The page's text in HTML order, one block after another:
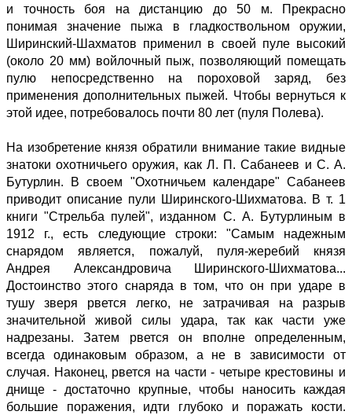
и точность боя на дистанцию до 50 м. Прекрасно
понимая значение пыжа в гладкоствольном оружии,
Ширинский-Шахматов применил в своей пуле высокий
(около 20 мм) войлочный пыж, позволяющий помещать
пулю непосредственно на пороховой заряд, без
применения дополнительных пыжей. Чтобы вернуться к
этой идее, потребовалось почти 80 лет (пуля Полева).
На изобретение князя обратили внимание такие видные
знатоки охотничьего оружия, как Л. П. Сабанеев и С. А.
Бутурлин. В своем "Охотничьем календаре" Сабанеев
приводит описание пули Ширинского-Шихматова. В т. 1
книги "Стрельба пулей", изданном С. А. Бутурлиным в
1912 г., есть следующие строки: "Самым надежным
снарядом является, пожалуй, пуля-жеребий князя
Андрея Александровича Ширинского-Шихматова...
Достоинство этого снаряда в том, что он при ударе в
тушу зверя рвется легко, не затрачивая на разрыв
значительной живой силы удара, так как части уже
надрезаны. Затем рвется он вполне определенным,
всегда одинаковым образом, а не в зависимости от
случая. Наконец, рвется на части - четыре крестовины и
днище - достаточно крупные, чтобы наносить каждая
большие поражения, идти глубоко и поражать кости.